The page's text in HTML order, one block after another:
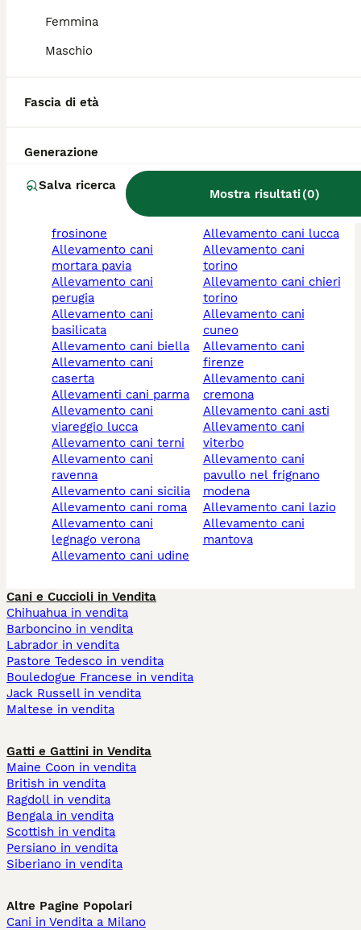
Femmina
Maschio
Fascia di età
Generazione
Salva ricerca
Mostra risultati(0)
allevamento cani
allevamento cani
macerata
allevamento cani rimini
cesena
allevamenti cani prato
frosinone
allevamento cani
mortara pavia
allevamento cani
perugia
allevamento cani
basilicata
allevamento cani biella
allevamento cani
caserta
allevamenti cani parma
allevamento cani
viareggio lucca
allevamento cani terni
allevamento cani
ravenna
allevamento cani sicilia
allevamento cani roma
allevamento cani
legnago verona
allevamento cani udine
allevamento cani
allevamento cani
bolzano/bozen
allevamento cani lucca
allevamento cani
torino
allevamento cani chieri
torino
allevamento cani
cuneo
allevamento cani
firenze
allevamento cani
cremona
allevamento cani asti
allevamento cani
viterbo
allevamento cani
pavullo nel frignano
modena
allevamento cani lazio
allevamento cani
mantova
Cani e Cuccioli in Vendita
Chihuahua in vendita
Barboncino in vendita
Labrador in vendita
Pastore Tedesco in vendita
Bouledogue Francese in vendita
Jack Russell in vendita
Maltese in vendita
Gatti e Gattini in Vendita
Maine Coon in vendita
British in vendita
Ragdoll in vendita
Bengala in vendita
Scottish in vendita
Persiano in vendita
Siberiano in vendita
Altre Pagine Popolari
Cani in Vendita a Milano